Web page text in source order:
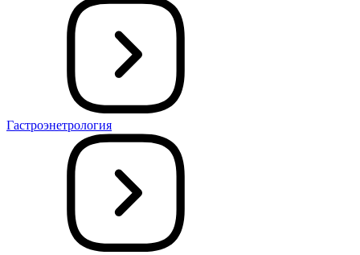
Гастроэнетрология